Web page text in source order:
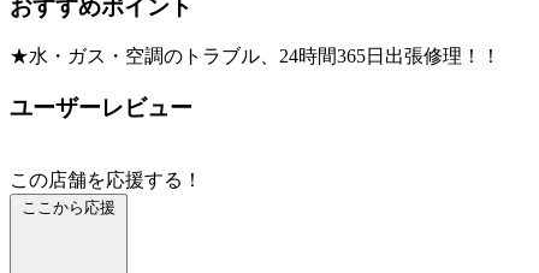
おすすめポイント
★水・ガス・空調のトラブル、24時間365日出張修理！！
ユーザーレビュー
この店舗を応援する！
ここから応援